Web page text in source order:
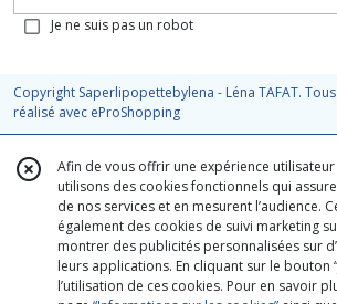
Je ne suis pas un robot
Copyright Saperlipopettebylena - Léna TAFAT.
réalisé avec eProShopping
Afin de vous offrir une expérience
utilisons des cookies fonctionnels qui
de nos services et en mesurent l’audience.
également des cookies de suivi marketing
montrer des publicités personnalisées sur
leurs applications. En cliquant sur le bouton
l’utilisation de ces cookies. Pour en savoir